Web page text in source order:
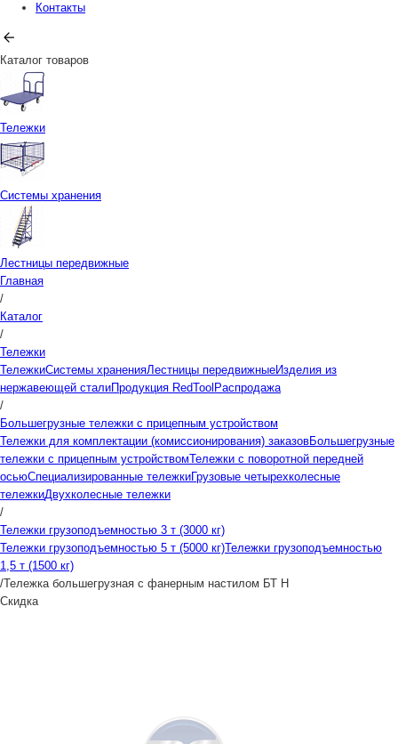
Контакты
Каталог товаров
Тележки
Системы хранения
Лестницы передвижные
Главная
/
Каталог
/
Тележки
ТележкиСистемы храненияЛестницы передвижныеИзделия из
нержавеющей сталиПродукция RedTool Распродажа
/
Большегрузные тележки с прицепным устройством
Тележки для комплектации (комиссионирования) заказовБольшегрузные
тележки с прицепным устройствомТележки с поворотной передней
осьюСпециализированные тележкиГрузовые четырехколесные
тележкиДвухколесные тележки
/
Тележки грузоподъемностью 3 т (3000 кг)
Тележки грузоподъемностью 5 т (5000 кг)Тележки грузоподъемностью
1,5 т (1500 кг)
/Тележка большегрузная с фанерным настилом БТ Н
Скидка